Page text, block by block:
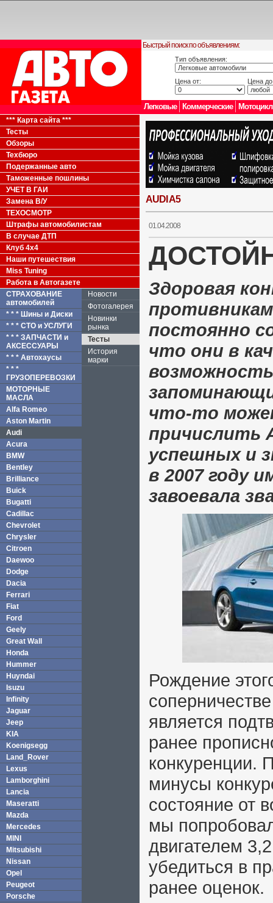
Быстрый поиск по объявлениям:
Тип объявления:
Цена от: Цена
Легковые Коммерческие
*** Карта сайта ***
Тесты
Обзоры
Техбюро
Подержанные авто
Таможенные пошлины
УЧЕТ В ГАИ
Замена В/У
ТЕХОСМОТР
Штрафы автомобилистам
В случае ДТП
Клуб 4x4
Наши путешествия
Miss Tuning
Работа в Автогазете
СТРАХОВАНИЕ
автомобилей
* * * Шины и Диски
* * * СТО и УСЛУГИ
* * * ЗАПЧАСТИ и
АКСЕССУАРЫ
* * * Автохаусы
* * *
ГРУЗОПЕРЕВОЗКИ
МОТОРНЫЕ
МАСЛА
Alfa Romeo
Aston Martin
Audi
Acura
BMW
Bentley
Brilliance
Buick
Bugatti
Cadillac
Chevrolet
Chrysler
Citroen
Daewoo
Dodge
Dacia
Ferrari
Fiat
Ford
Geely
Great Wall
Honda
Hummer
Huyndai
Isuzu
Infinity
Jaguar
Jeep
KIA
Koenigsegg
Land_Rover
Lexus
Lamborghini
Lancia
Maseratti
Mazda
Mercedes
MINI
Mitsubishi
Nissan
Opel
Peugeot
Porsche
Новости
Фотогалерея
Новинки
рынка
Тесты
История
марки
AUDI A5
01.04.2008
Здоровая
постоянно
что они в
что-то
причислить
успешных и
в 2007 году
завоевала
Рождение
является
ранее
конкуренции.
минусы
состояние от
мы
двигателем
убедиться в
ранее оценок.